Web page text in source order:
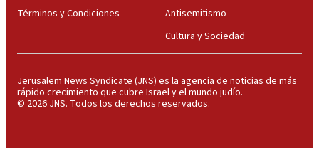
Términos y Condiciones
Antisemitismo
Cultura y Sociedad
Jerusalem News Syndicate (JNS) es la agencia de noticias de más
rápido crecimiento que cubre Israel y el mundo judío.
© 2026 JNS. Todos los derechos reservados.